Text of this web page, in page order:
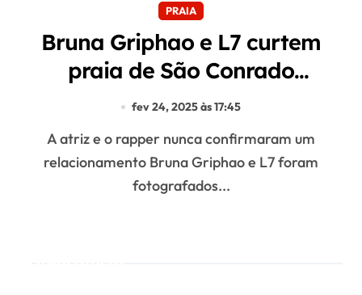
PRAIA
Bruna Griphao e L7 curtem
praia de São Conrado
abraçadinhos
fev 24, 2025 às 17:45
A atriz e o rapper nunca confirmaram um
relacionamento Bruna Griphao e L7 foram
fotografados...